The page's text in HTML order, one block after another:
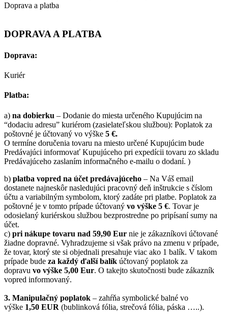
Doprava a platba
DOPRAVA A PLATBA
Doprava:
Kuriér
Platba:
a) na dobierku – Dodanie do miesta určeného Kupujúcim na
“dodaciu adresu” kuriérom (zasielateľskou službou): Poplatok za
poštovné je účtovaný vo výške 5 €.
O termíne doručenia tovaru na miesto určené Kupujúcim bude
Predávajúci informovať Kupujúceho pri expedícii tovaru zo skladu
Predávajúceho zaslaním informačného e-mailu o dodaní. )
b) platba vopred na účet predávajúceho – Na Váš email
dostanete najneskôr nasledujúci pracovný deň inštrukcie s číslom
účtu a variabilným symbolom, ktorý zadáte pri platbe. Poplatok za
poštovné je v tomto prípade účtovaný vo výške 5 €. Tovar je
odosielaný kuriérskou službou bezprostredne po pripísaní sumy na
účet.
c) pri nákupe tovaru nad 59,90 Eur nie je zákazníkovi účtované
žiadne dopravné. Vyhradzujeme si však právo na zmenu v prípade,
že tovar, ktorý ste si objednali presahuje viac ako 1 balík. V takom
prípade bude za každý ďalší balík účtovaný poplatok za
dopravu vo výške 5,00 Eur. O takejto skutočnosti bude zákazník
vopred informovaný.
3. Manipulačný poplatok – zahŕňa symbolické balné vo
výške 1,50 EUR (bublinková fólia, strečová fólia, páska …..).